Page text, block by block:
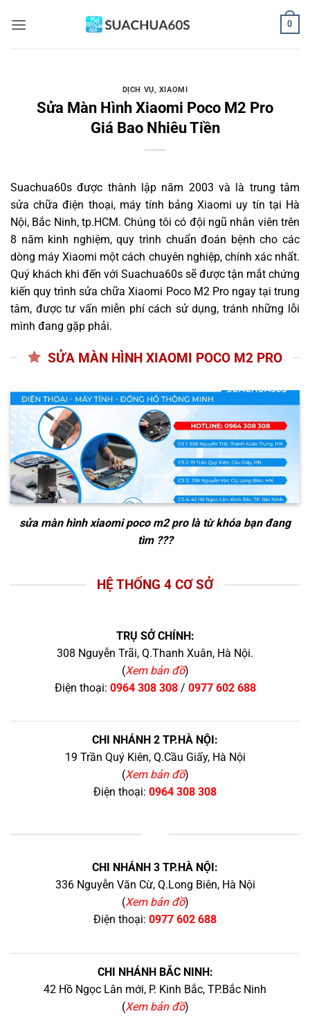
qua
0
DỊCH VỤ, XIAOMI
Sửa Màn Hình Xiaomi Poco M2 Pro
Giá Bao Nhiêu Tiền
Suachua60s được thành lập năm 2003 và là trung tâm
sửa chữa điện thoại, máy tính bảng Xiaomi uy tín tại Hà
Nội, Bắc Ninh, tp.HCM. Chúng tôi có đội ngũ nhân viên trên
8 năm kinh nghiệm, quy trình chuẩn đoán bệnh cho các
dòng máy Xiaomi một cách chuyên nghiệp, chính xác nhất.
Quý khách khi đến với Suachua60s sẽ được tận mắt chứng
kiến quy trình sửa chữa Xiaomi Poco M2 Pro ngay tại trung
tâm, được tư vấn miễn phí cách sử dụng, tránh những lỗi
mình đang gặp phải.
SỬA MÀN HÌNH XIAOMI POCO M2 PRO
sửa màn hình xiaomi poco m2 prolà từ khóa bạn đang
tìm ???
HỆ THỐNG 4 CƠ SỞ
TRỤ SỞ CHÍNH:
308 Nguyễn Trãi, Q.Thanh Xuân, Hà Nội.
(Xem bản đồ)
Điện thoại: 0964 308 308/ 0977 602 688
CHI NHÁNH 2 TP.HÀ NỘI:
19 Trần Quý Kiên, Q.Cầu Giấy, Hà Nội
(Xem bản đồ)
Điện thoại: 0964 308 308
CHI NHÁNH 3 TP.HÀ NỘI:
336 Nguyễn Văn Cừ, Q.Long Biên, Hà Nội
(Xem bản đồ)
Điện thoại: 0977 602 688
CHI NHÁNH BẮC NINH:
42 Hồ Ngọc Lân mới, P. Kinh Bắc, TP.Bắc Ninh
(Xem bản đồ)